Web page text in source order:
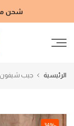
إلى
شحن
الرئيسية جيب